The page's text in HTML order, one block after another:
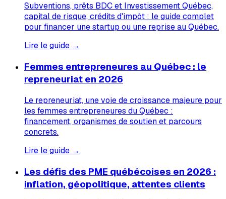
Subventions, prêts BDC et Investissement Québec,
capital de risque, crédits d'impôt : le guide complet
pour financer une startup ou une reprise au Québec.
Lire le guide →
Femmes entrepreneures au Québec : le
repreneuriat en 2026
Le repreneuriat, une voie de croissance majeure pour
les femmes entrepreneures du Québec :
financement, organismes de soutien et parcours
concrets.
Lire le guide →
Les défis des PME québécoises en 2026 :
inflation, géopolitique, attentes clients